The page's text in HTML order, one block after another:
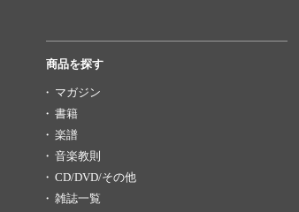
商品を探す
マガジン
書籍
楽譜
音楽教則
CD/DVD/その他
雑誌一覧